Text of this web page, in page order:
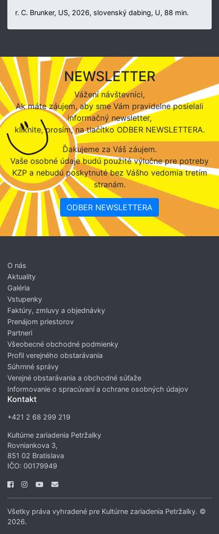
r. C. Brunker, US, 2026, slovenský dabing, U, 88 min.
NEWSLETTER
Vážení návštevníci,
Ak máte záujem, aby sme Vám pravidelne posielali
informačný newsletter,
kliknite, prosím, na tlačítko ODBER NEWSLETTERA.
Ďakujeme za Váš záujem.
Vaše osobné údaje budú použité výlučne pre potreby
KZP a nebudú poskytnuté bez Vášho vedomia tretím
stranám.
ODBER NEWSLETTERA
O nás
Aktuality
Galéria
Vstupenky
Faktúry, zmluvy a objednávky
Prenájom priestorov
Partneri
Všeobecné obchodné podmienky
Profil verejného obstarávania
Súhrnné správy
Verejné obstarávania a obchodné súťaže
Informovanie o spracúvaní a ochrane osobných údajov
Kontakt
+421 2 68 299 219
Kultúrne zariadenia Petržalky
Rovniankova 3,
851 02 Bratislava
IČO: 00179949
Všetky práva vyhradené pre Kultúrne zariadenia Petržalky. ©
2026.